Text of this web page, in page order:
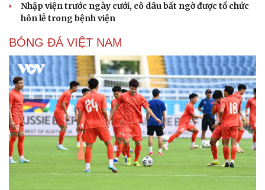
Nhập viện trước ngày cưới, cô dâu bất ngờ được tổ chức
hôn lễ trong bệnh viện
BÓNG ĐÁ VIỆT NAM